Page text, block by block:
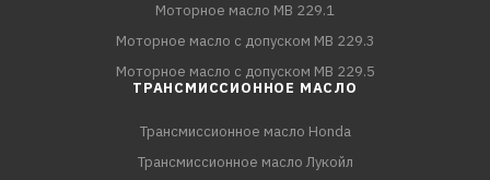
Моторное масло MB 229.1
Моторное масло с допуском MB 229.3
Моторное масло с допуском MB 229.5
ТРАНСМИССИОННОЕ МАСЛО
Трансмиссионное масло Honda
Трансмиссионное масло Лукойл